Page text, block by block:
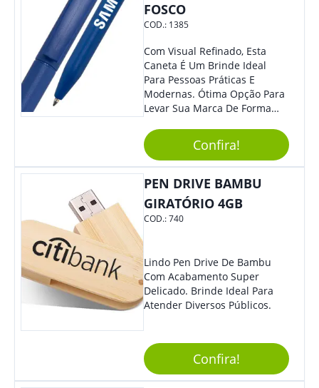
FOSCO
COD.: 1385
Com Visual Refinado, Esta
Caneta É Um Brinde Ideal
Para Pessoas Práticas E
Modernas. Ótima Opção Para
Levar Sua Marca De Forma
Sua Empresa Em Eventos,
Reuniões Corporativas Ou Até
Mesmo Para Presentear
Colaboradores.
Confira!
PEN DRIVE BAMBU
GIRATÓRIO 4GB
COD.:740
Lindo Pen Drive De Bambu
Com Acabamento Super
Delicado. Brinde Ideal Para
Atender Diversos Públicos.
Confira!